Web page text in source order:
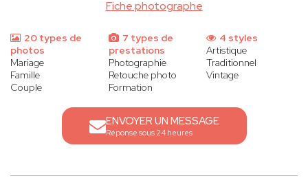
Fiche photographe
20 types de
photos
Mariage
Famille
Couple
7 types de
prestations
Photographie
Retouche photo
Formation
4 styles
Artistique
Traditionnel
Vintage
ENVOYER UN MESSAGE
Réponse sous 24 heures